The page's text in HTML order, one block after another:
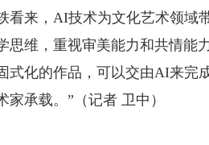
看来，AI技术为文化艺术领域
思维，重视审美能力和共情能
式化的作品，可以交由AI来完
承载。”（记者 卫中）